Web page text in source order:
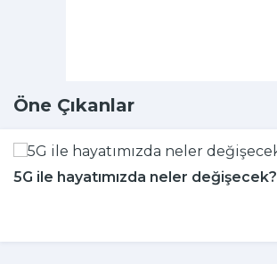
Öne Çıkanlar
5G ile hayatımızda neler değişecek?